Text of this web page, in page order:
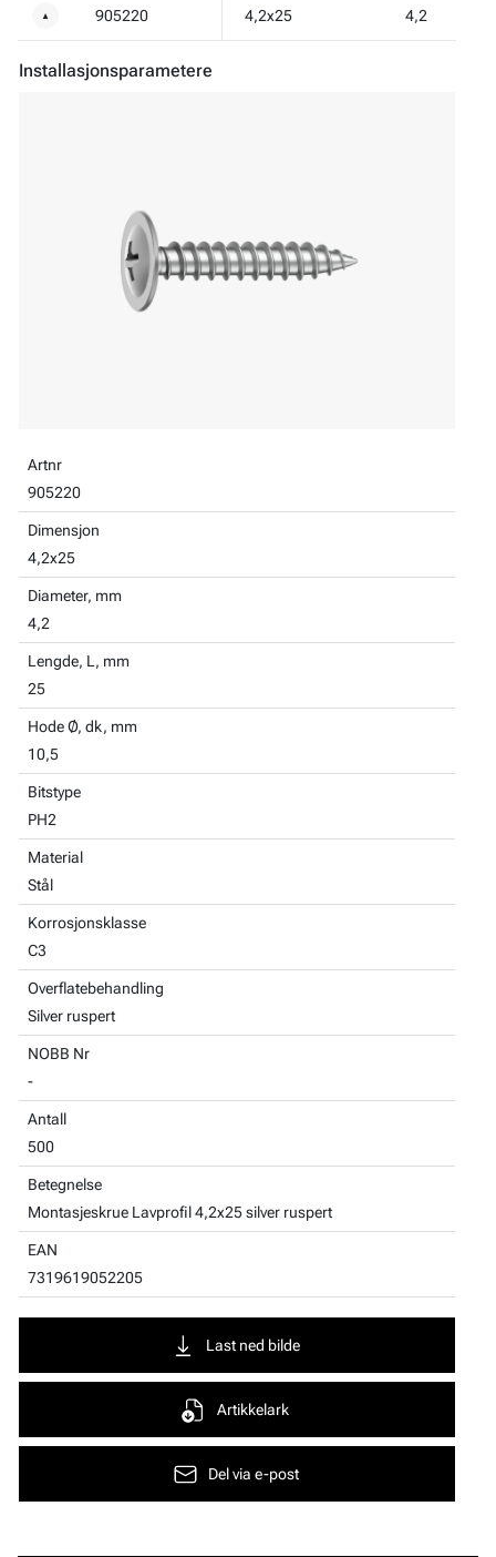
▼ 905220 4,2x25 4,2
Installasjonsparametere
Artnr
905220
Dimensjon
4,2x25
Diameter, mm
4,2
Lengde, L, mm
25
Hode Ø, dk, mm
10,5
Bitstype
PH2
Material
Stål
Korrosjonsklasse
C3
Overflatebehandling
Silver ruspert
NOBB Nr
-
Antall
500
Betegnelse
Montasjeskrue Lavprofil 4,2x25 silver ruspert
EAN
7319619052205
Last ned bilde
Artikkelark
Del via e-post